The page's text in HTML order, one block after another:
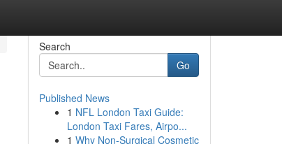
Search
Go
Published News
1 NFL London Taxi Guide:
London Taxi Fares, Airpo...
1 Why Non-Surgical Cosmetic